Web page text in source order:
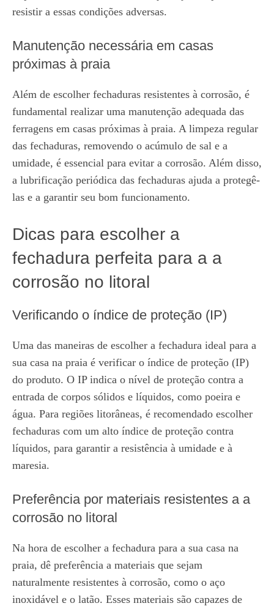
resistir a essas condições adversas.
Manutenção necessária em casas
próximas à praia
Além de escolher fechaduras resistentes à corrosão, é
fundamental realizar uma manutenção adequada das
ferragens em casas próximas à praia. A limpeza regular
das fechaduras, removendo o acúmulo de sal e a
umidade, é essencial para evitar a corrosão. Além disso,
a lubrificação periódica das fechaduras ajuda a protegê-
las e a garantir seu bom funcionamento.
Dicas para escolher a
fechadura perfeita para a a
corrosão no litoral
Verificando o índice de proteção (IP)
Uma das maneiras de escolher a fechadura ideal para a
sua casa na praia é verificar o índice de proteção (IP)
do produto. O IP indica o nível de proteção contra a
entrada de corpos sólidos e líquidos, como poeira e
água. Para regiões litorâneas, é recomendado escolher
fechaduras com um alto índice de proteção contra
líquidos, para garantir a resistência à umidade e à
maresia.
Preferência por materiais resistentes a a
corrosão no litoral
Na hora de escolher a fechadura para a sua casa na
praia, dê preferência a materiais que sejam
naturalmente resistentes à corrosão, como o aço
inoxidável e o latão. Esses materiais são capazes de